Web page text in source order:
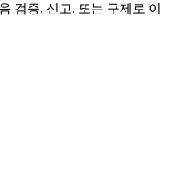
검증, 신고, 또는 구제로 이